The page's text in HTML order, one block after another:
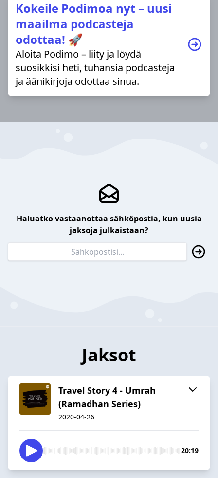
Kokeile Podimoa nyt – uusi
maailma podcasteja
odottaa! 🚀
Aloita Podimo – liity ja löydä
suosikkisi heti, tuhansia podcasteja
ja äänikirjoja odottaa sinua.
Haluatko vastaanottaa sähköpostia, kun uusia
jaksoja julkaistaan?
Jaksot
Travel Story 4 - Umrah
(Ramadhan Series)
2020-04-26
20:19